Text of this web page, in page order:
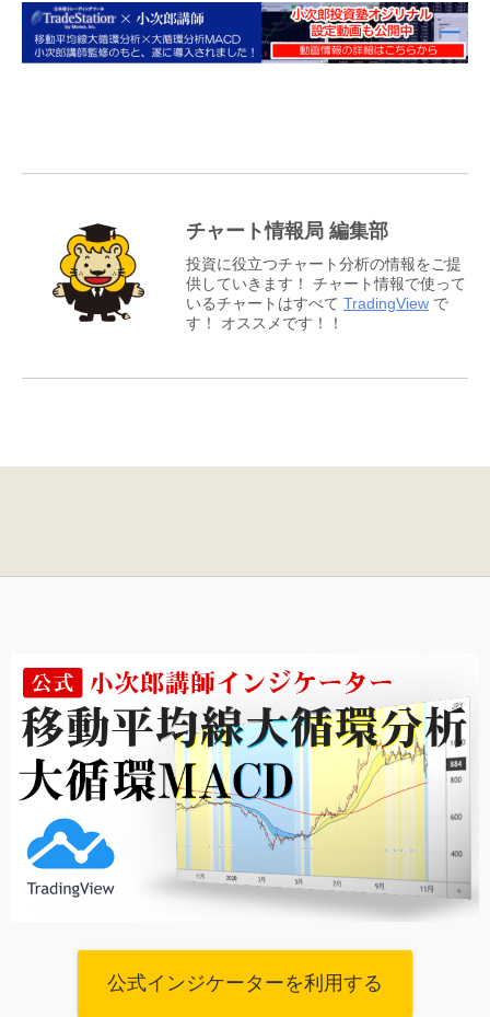
チャート情報局 編集部
投資に役立つチャート分析の情報をご提
供していきます！ チャート情報で使って
いるチャートはすべて TradingView で
す！ オススメです！！
公式インジケーターを利用する